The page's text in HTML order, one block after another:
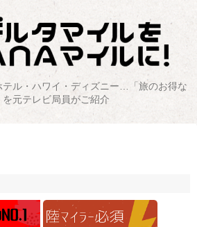
ル・ハワイ・ディズニー…「旅のお得な
を元テレビ局員がご紹介